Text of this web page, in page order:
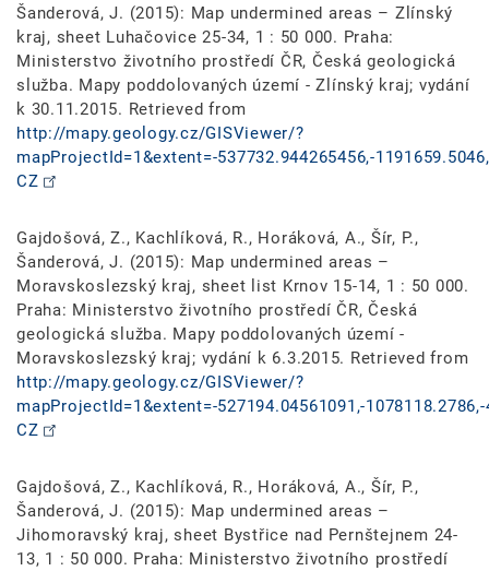
Šanderová, J. (2015): Map undermined areas – Zlínský
kraj, sheet Luhačovice 25-34, 1 : 50 000. Praha:
Ministerstvo životního prostředí ČR, Česká geologická
služba. Mapy poddolovaných území - Zlínský kraj; vydání
k 30.11.2015. Retrieved from
http://mapy.geology.cz/GISViewer/?
mapProjectId=1&extent=-537732.944265456,-
CZ
Gajdošová, Z., Kachlíková, R., Horáková, A., Šír, P.,
Šanderová, J. (2015): Map undermined areas –
Moravskoslezský kraj, sheet list Krnov 15-14, 1 : 50 000.
Praha: Ministerstvo životního prostředí ČR, Česká
geologická služba. Mapy poddolovaných území -
Moravskoslezský kraj; vydání k 6.3.2015. Retrieved from
http://mapy.geology.cz/GISViewer/?
mapProjectId=1&extent=-527194.04561091,-
CZ
Gajdošová, Z., Kachlíková, R., Horáková, A., Šír, P.,
Šanderová, J. (2015): Map undermined areas –
Jihomoravský kraj, sheet Bystřice nad Pernštejnem 24-
13, 1 : 50 000. Praha: Ministerstvo životního prostředí